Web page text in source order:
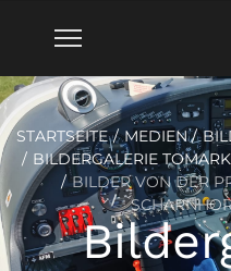
STARTSEITE MEDIEN
BILDERGALERIE
BILDER VON DER